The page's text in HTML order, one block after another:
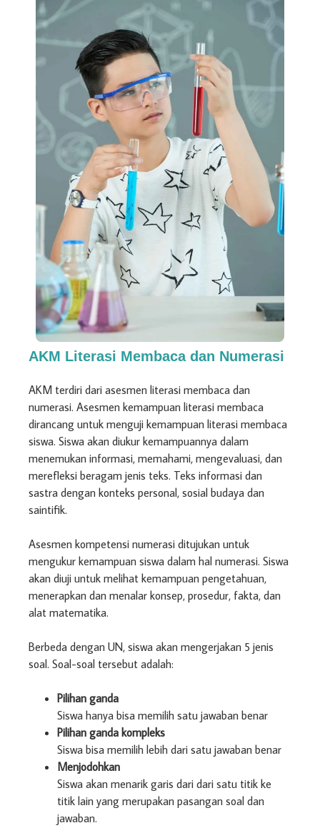
AKM Literasi Membaca dan Numerasi
AKM terdiri dari asesmen literasi membaca dan
numerasi. Asesmen kemampuan literasi membaca
dirancang untuk menguji kemampuan literasi membaca
siswa. Siswa akan diukur kemampuannya dalam
menemukan informasi, memahami, mengevaluasi, dan
merefleksi beragam jenis teks. Teks informasi dan
sastra dengan konteks personal, sosial budaya dan
saintifik.
Asesmen kompetensi numerasi ditujukan untuk
mengukur kemampuan siswa dalam hal numerasi. Siswa
akan diuji untuk melihat kemampuan pengetahuan,
menerapkan dan menalar konsep, prosedur, fakta, dan
alat matematika.
Berbeda dengan UN, siswa akan mengerjakan 5 jenis
soal. Soal-soal tersebut adalah:
Pilihan ganda
Siswa hanya bisa memilih satu jawaban benar
Pilihan ganda kompleks
Siswa bisa memilih lebih dari satu jawaban benar
Menjodohkan
Siswa akan menarik garis dari dari satu titik ke
titik lain yang merupakan pasangan soal dan
jawaban.